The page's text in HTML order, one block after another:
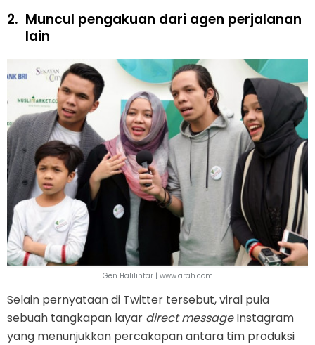
2. Muncul pengakuan dari agen perjalanan
lain
Gen Halilintar | www.arah.com
Selain pernyataan di Twitter tersebut, viral pula
sebuah tangkapan layar direct messageInstagram
yang menunjukkan percakapan antara tim produksi